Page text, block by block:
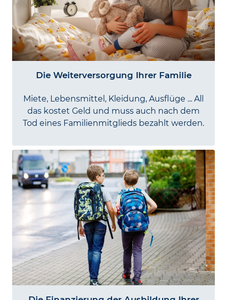
Die Weiterversorgung Ihrer Familie
Miete, Lebens­mittel, Kleidung, Ausflüge ... All
das kostet Geld und muss auch nach dem
Tod eines Familien­mitglieds bezahlt werden.